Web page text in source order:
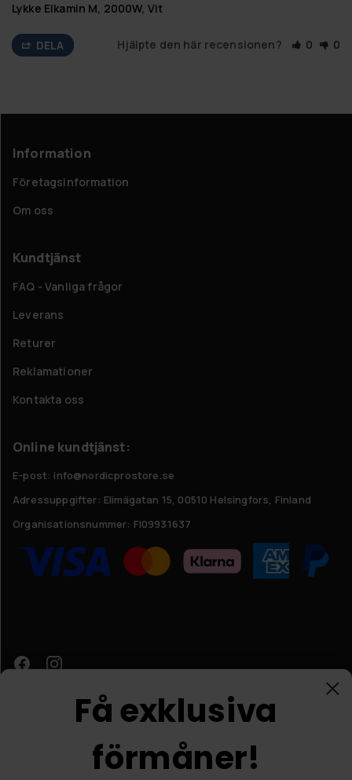
Lykke Elkamin M, 2000W, Vit
DELA Hjälpte den här recensionen? 0 0
Information
Företagsinformation
Om oss
Kundtjänst
FAQ - Vanliga frågor
Leverans
Returer
Reklamationer
Kontakta oss
Online kundtjänst:
E-post: info@nordicprostore.se
Adressuppgifter: Elimägatan 15, 00510 Helsingfors, Finland
Organisationsnummer: FI09931637
Få exklusiva
förmåner!